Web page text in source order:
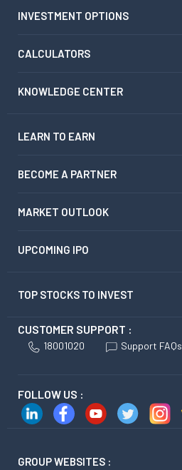
INVESTMENT OPTIONS
CALCULATORS
KNOWLEDGE CENTER
LEARN TO EARN
BECOME A PARTNER
MARKET OUTLOOK
UPCOMING IPO
TOP STOCKS TO INVEST
CUSTOMER SUPPORT :
18001020 Support FAQs
FOLLOW US :
GROUP WEBSITES :